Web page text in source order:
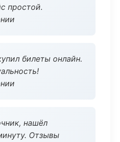
простой.
билеты онлайн.
нашёл
Отзывы